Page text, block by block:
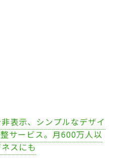
表示、シンプルなデザイ
サービス。月600万人以
スにも